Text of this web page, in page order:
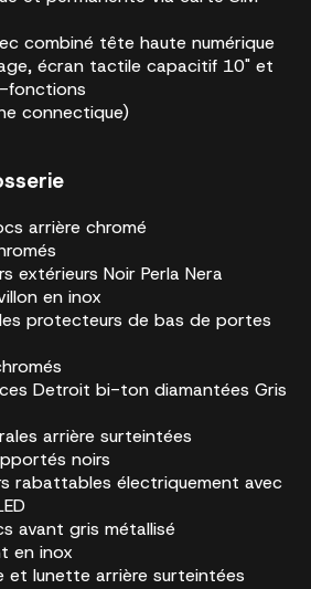
combiné tête haute numérique
écran tactile capacitif 10" et
fonctions
connectique)
arrière chromé
extérieurs Noir Perla Nera
en inox
protecteurs de bas de portes
Detroit bi-ton diamantées Gris
arrière surteintées
noirs
rabattables électriquement avec
avant gris métallisé
en inox
et lunette arrière surteintées